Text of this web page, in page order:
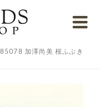
85078 加澤尚美 桜ふぶき